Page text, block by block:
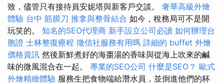
致，儘管只有接待員安妮塔與新客戶交談。 奢華高級外燴
體驗 台中 筋膜刀 推拿與整骨結合 如今，稅務局可不是開
玩笑的。 知名的SEO代理商 新手設立公司必讀 如何辦理台
胞證 士林整復療程 徵信社服務有用嗎 詳細的 buffet 外燴
價格資訊 然後新鮮煮好的海棗湯的香味與從海上吹來的鹹
味的微風混合在一起。 專業的SEO公司 什麼是SEO？ 歐式
外燴精緻體驗 服務生把食物端給潛水員，並倒進他們的杯